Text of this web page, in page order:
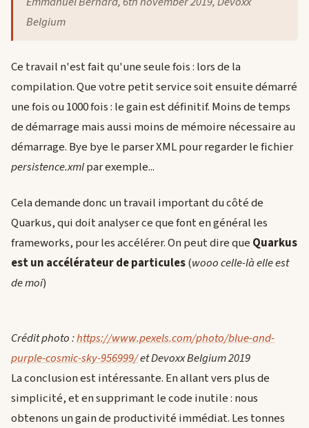
Belgium
Ce travail n'est fait qu'une seule fois : lors de la
compilation. Que votre petit service soit ensuite démarré
une fois ou 1000 fois : le gain est définitif. Moins de temps
de démarrage mais aussi moins de mémoire nécessaire au
démarrage. Bye bye le parser XML pour regarder le fichier
persistence.xmlpar exemple...
Cela demande donc un travail important du côté de
Quarkus, qui doit analyser ce que font en général les
frameworks, pour les accélérer. On peut dire que Quarkus
est un accélérateur de particules(wooo celle-là elle est
de moi)
Crédit photo :https://www.pexels.com/photo/blue-and-
purple-cosmic-sky-956999/et Devoxx Belgium 2019
La conclusion est intéressante. En allant vers plus de
simplicité, et en supprimant le code inutile : nous
obtenons un gain de productivité immédiat. Les tonnes